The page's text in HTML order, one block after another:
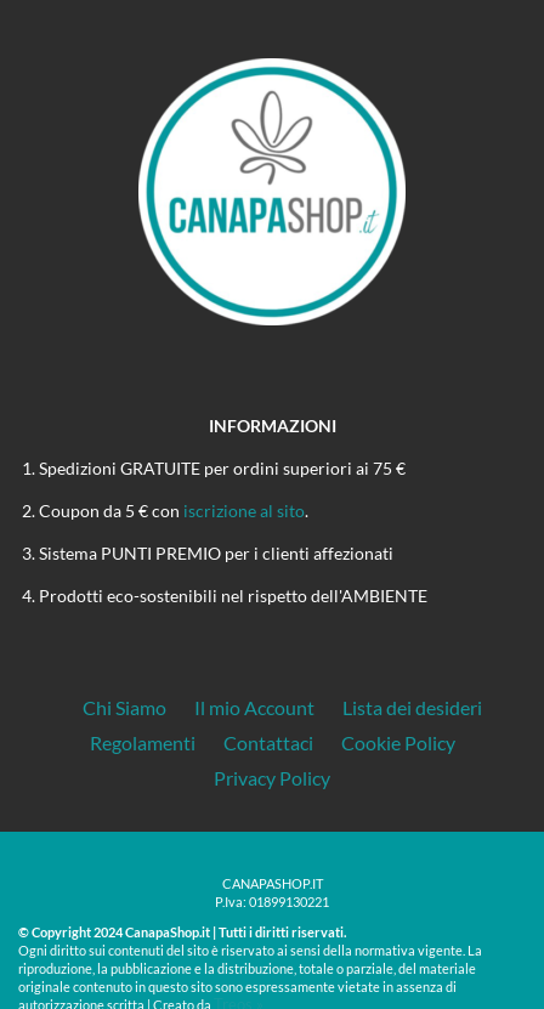
INFORMAZIONI
Spedizioni GRATUITE per ordini superiori ai 75 €
Coupon da 5 € con iscrizione al sito.
Sistema PUNTI PREMIO per i clienti affezionati
Prodotti eco-sostenibili nel rispetto dell'AMBIENTE
Chi Siamo Il mio Account
Lista dei desideri
Regolamenti
Contattaci
Cookie Policy
Privacy Policy
CANAPASHOP.IT
P.Iva: 01899130221
© Copyright 2024 CanapaShop.it | Tutti i diritti riservati.
Ogni diritto sui contenuti del sito è riservato ai sensi della normativa vigente. La
riproduzione, la pubblicazione e la distribuzione, totale o parziale, del materiale
originale contenuto in questo sito sono espressamente vietate in assenza di
autorizzazione scritta | Creato da